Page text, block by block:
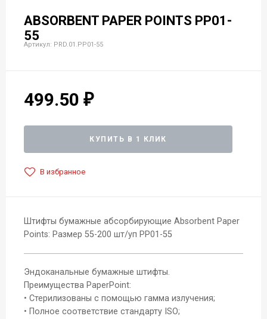
ABSORBENT PAPER POINTS PP01-
55
Артикул: PRD.01.РP01-55
499.50
КУПИТЬ В 1 КЛИК
В избранное
Штифты бумажные абсорбирующие Absorbent Paper
Points: Размер 55-200 шт/уп РР01-55
Эндоканальные бумажные штифты.
Преимущества PaperPoint:
• Стерилизованы с помощью гамма излучения;
• Полное соответствие стандарту ISO;